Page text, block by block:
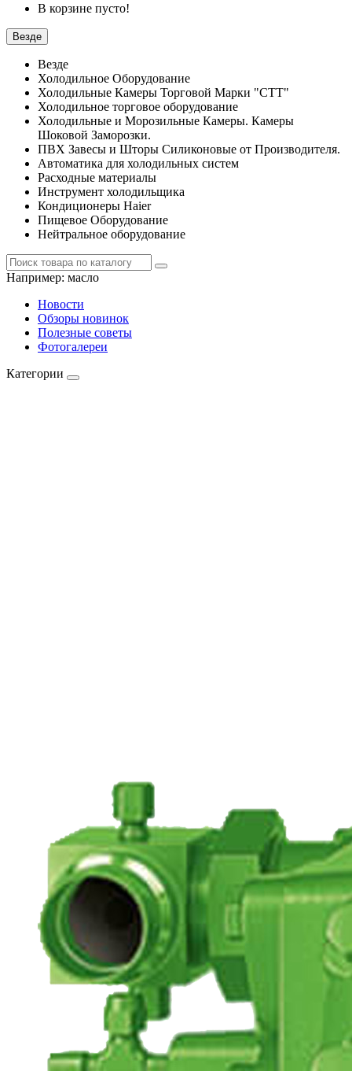
В корзине пусто!
Везде
Везде
Холодильное Оборудование
Холодильные Камеры Торговой Марки "СТТ"
Холодильное торговое оборудование
Холодильные и Морозильные Камеры. Камеры
Шоковой Заморозки.
ПВХ Завесы и Шторы Силиконовые от Производителя.
Автоматика для холодильных систем
Расходные материалы
Инструмент холодильщика
Кондиционеры Haier
Пищевое Оборудование
Нейтральное оборудование
Например: масло
Новости
Обзоры новинок
Полезные советы
Фотогалереи
Категории